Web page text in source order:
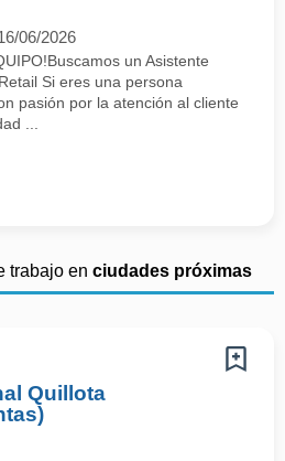
06/2026
un Asistente
Si eres una persona
pasión por la atención al cliente
...
trabajo en ciudades próximas
Quillota